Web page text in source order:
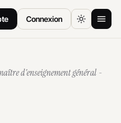
Connexion
d'enseignement général -